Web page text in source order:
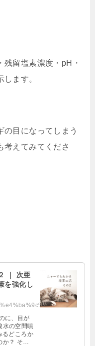
残留塩素濃度・pH・
ます。
の目になってしまう
考えてみてくださ
｜ 次亜
を強化し
https://pcatclear.jp/covid/%e6%ac%a1%e4%ba%9c%e5%a1%a9%e7%b4%a0%e9%85%b8%e6%b...
に、目が
水の空間噴
るどころか
か？ その